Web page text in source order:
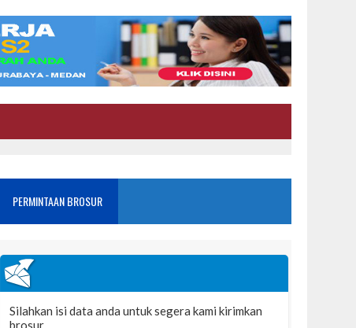
PERMINTAAN BROSUR